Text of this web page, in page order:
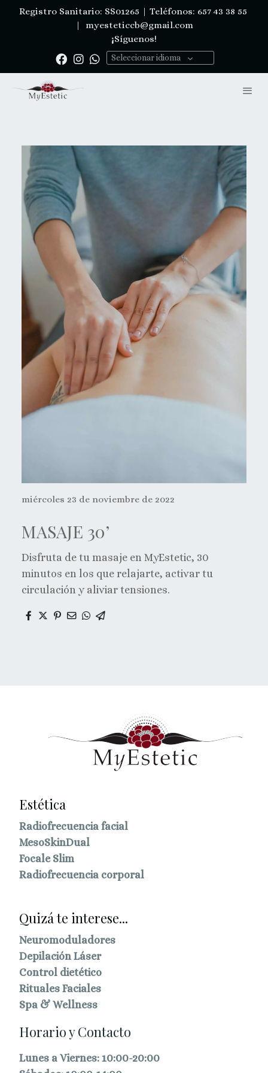
Registro Sanitario: SS01265 | Teléfonos: 657 43 38 55
|
myesteticcb@gmail.com
¡Síguenos!
Seleccionar idioma
miércoles 23 de noviembre de 2022
MASAJE 30’
Disfruta de tu masaje en MyEstetic, 30
minutos en los que relajarte, activar tu
circulación y aliviar tensiones.
Estética
Radiofrecuencia facial
MesoSkinDual
Focale Slim
Radiofrecuencia corporal
Quizá te interese...
Neuromoduladores
Depilación Láser
Control dietético
Rituales Faciales
Spa & Wellness
Horario y Contacto
Lunes a Viernes: 10:00-20:00